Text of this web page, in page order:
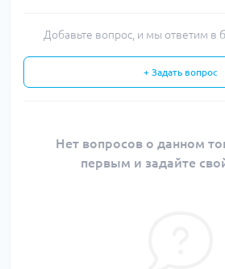
Добавьте вопрос, и мы ответим в
+ Задать вопрос
Нет вопросов о данном
первым и задайте